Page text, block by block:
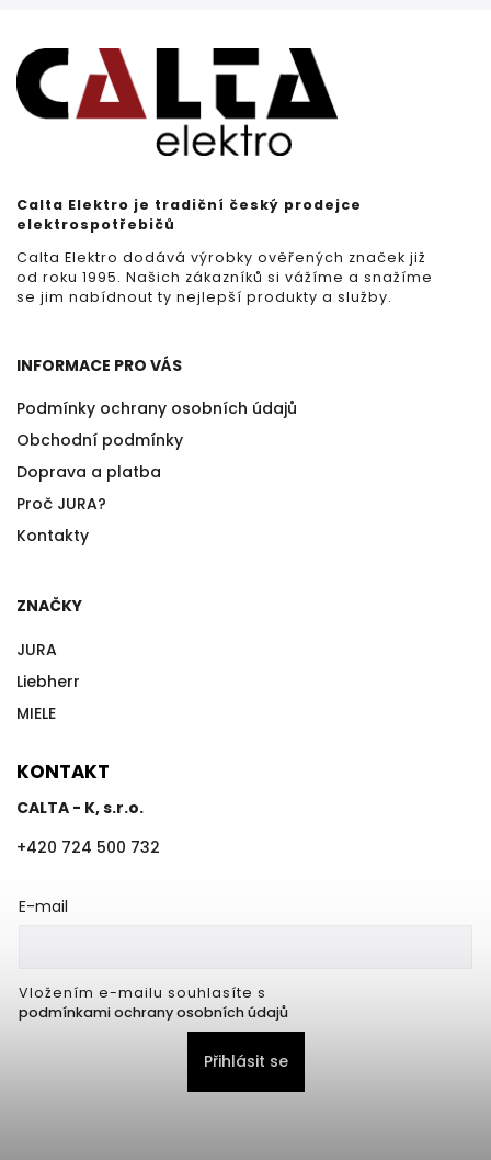
Calta Elektro je tradiční český prodejce
elektrospotřebičů
Calta Elektro dodává výrobky ověřených značek již
od roku 1995. Našich zákazníků si vážíme a snažíme
se jim nabídnout ty nejlepší produkty a služby.
INFORMACE PRO VÁS
Podmínky ochrany osobních údajů
Obchodní podmínky
Doprava a platba
Proč JURA?
Kontakty
ZNAČKY
JURA
Liebherr
MIELE
KONTAKT
CALTA - K, s.r.o.
+420 724 500 732
E-mail
Vložením e-mailu souhlasíte s
podmínkami ochrany osobních údajů
Přihlásit se